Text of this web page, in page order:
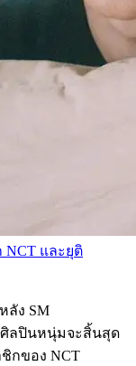
NCT และยุติ
ลัง SM
ศิลปินหนุ่มจะสิ้นสุด
กของ NCT